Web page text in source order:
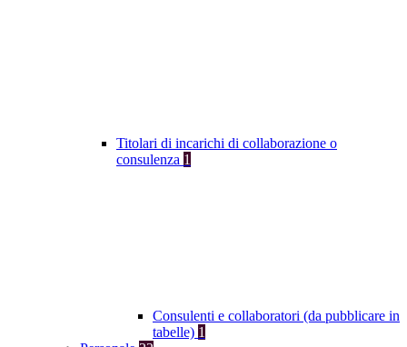
Titolari di incarichi di collaborazione o
consulenza 1
Consulenti e collaboratori (da pubblicare in
tabelle) 1